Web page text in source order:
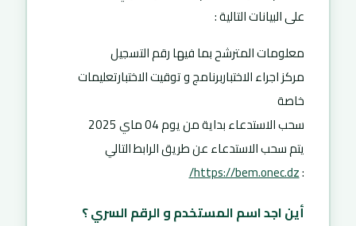
على البيانات التالية :
معلومات المترشح بما فيها رقم التسجيل
مركز اجراء الاختباربرنامج و توقيت الاختبارتعليمات
خاصة
سحب الاستدعاء بداية من يوم 04 ماي 2025
يتم سحب الاستدعاء عن طريق الرابط التالي
:
https://bem.onec.dz/
أين اجد اسم المستخدم و الرقم السري ؟